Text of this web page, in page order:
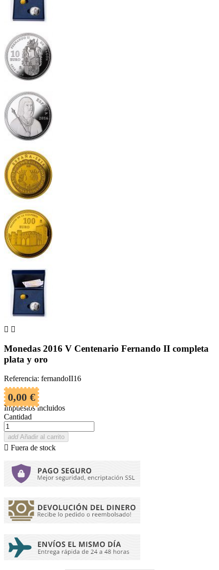
 
Monedas 2016 V Centenario Fernando II completa
plata y oro
Referencia: fernandoII16
0,00 €
Impuestos incluidos
Cantidad
add Añadir al carrito
 Fuera de stock